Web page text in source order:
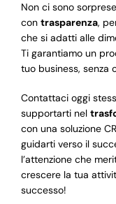
Non ci sono
con trasparenza,
che si adatti alle
Ti garantiamo un
tuo business, senza
Contattaci oggi
supportarti nel
con una soluzione
guidarti verso il
l’attenzione che
crescere la tua
successo!